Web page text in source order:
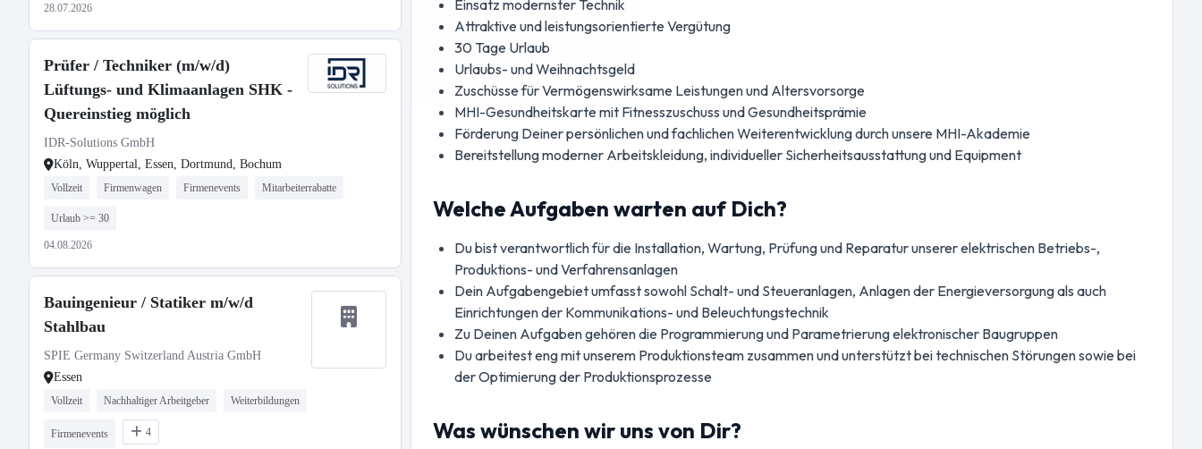
28.07.2026
Prüfer / Techniker (m/w/d)
Lüftungs- und Klimaanlagen SHK -
Quereinstieg möglich
IDR-Solutions GmbH
Köln, Wuppertal, Essen, Dortmund, Bochum
Vollzeit Firmenwagen Firmenevents Mitarbeiterrabatte
Urlaub >= 30
04.08.2026
Bauingenieur / Statiker m/w/d
Stahlbau
SPIE Germany Switzerland Austria GmbH
Essen
Vollzeit Nachhaltiger Arbeitgeber Weiterbildungen
Firmenevents 4